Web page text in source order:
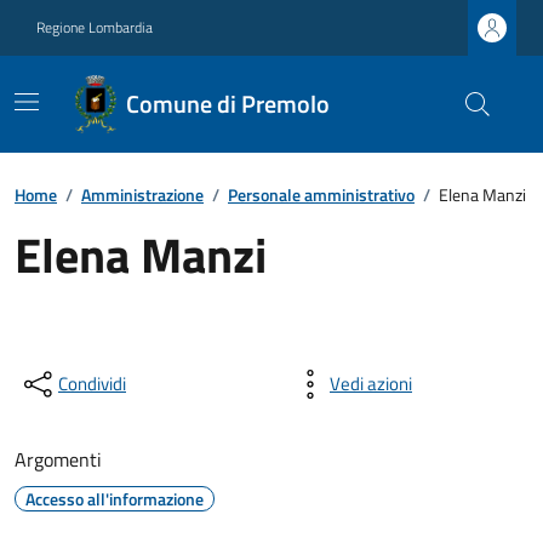
Regione Lombardia
Comune di Premolo
Home / Amministrazione / Personale amministrativo / Elena Manzi
Elena Manzi
Condividi Vedi azioni
Argomenti
Accesso all'informazione